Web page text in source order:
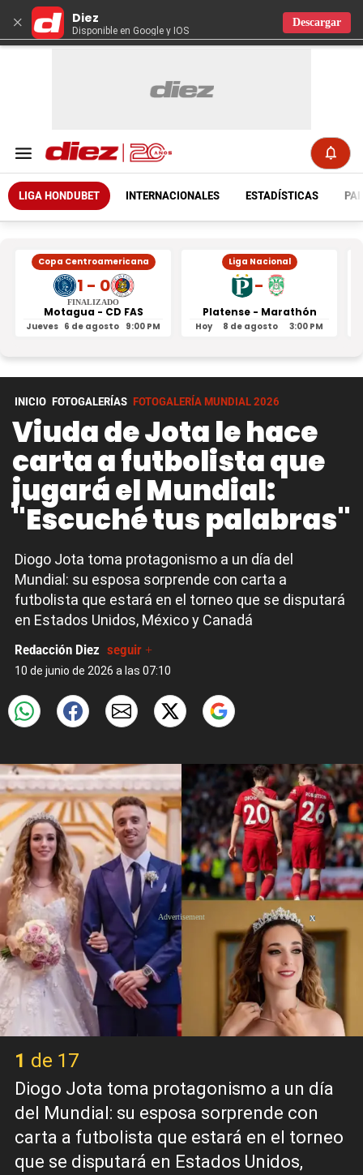
× Diez
Disponible en Google y IOS
Descargar
LIGA HONDUBET INTERNACIONALES ESTADÍSTICAS
Copa Centroamericana
1 - 0
FINALIZADO
Motagua - CD FAS
Jueves 6 de agosto 9:00 PM
Liga Nacional
-
Platense - Marathón
Hoy 8 de agosto 3:00 PM
INICIO FOTOGALERÍAS FOTOGALERÍA MUNDIAL 2026
Viuda de Jota le hace
carta a futbolista que
jugará el Mundial:
"Escuché tus palabras"
Diogo Jota toma protagonismo a un día del
Mundial: su esposa sorprende con carta a
futbolista que estará en el torneo que se disputará
en Estados Unidos, México y Canadá
Redacción Diez seguir +
10 de junio de 2026 a las 07:10
1 de 17
Diogo Jota toma protagonismo a un día
del Mundial: su esposa sorprende con
carta a futbolista que estará en el torneo
que se disputará en Estados Unidos,
X